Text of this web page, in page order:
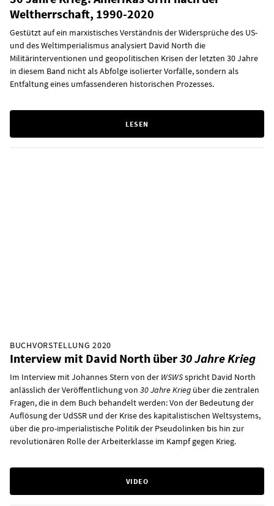
Weltherrschaft, 1990-2020
Gestützt auf ein marxistisches Verständnis der Widersprüche des US-
und des Weltimperialismus analysiert David North die
Militärinterventionen und geopolitischen Krisen der letzten 30 Jahre
in diesem Band nicht als Abfolge isolierter Vorfälle, sondern als
Entfaltung eines umfassenderen historischen Prozesses.
LESEN
BUCHVORSTELLUNG 2020
Interview mit David North über30 Jahre Krieg
Im Interview mit Johannes Stern von der WSWSspricht David North
anlässlich der Veröffentlichung von 30 Jahre Krieg über die zentralen
Fragen, die in dem Buch behandelt werden: Von der Bedeutung der
Auflösung der UdSSR und der Krise des kapitalistischen Weltsystems,
über die pro-imperialistische Politik der Pseudolinken bis hin zur
revolutionären Rolle der Arbeiterklasse im Kampf gegen Krieg.
VIDEO